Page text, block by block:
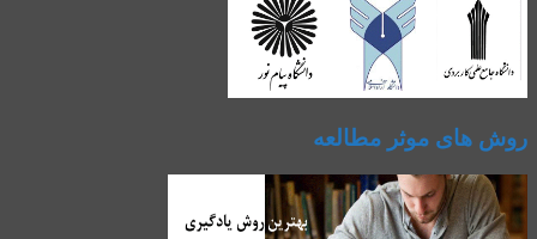
روش های موثر مطالعه